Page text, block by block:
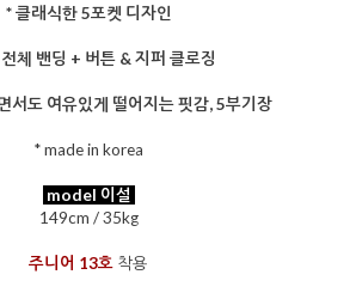
* 클래식한 5포켓 디자인
체 밴딩 + 버튼 & 지퍼 클로징
서도 여유있게 떨어지는 핏감, 5부기장
* made in korea
model 이설
149cm / 35kg
주니어 13호 착용